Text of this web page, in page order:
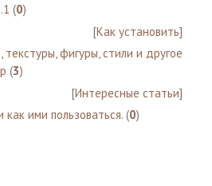
(0)
[Как установить]
текстуры, фигуры, стили и другое
(3)
[Интересные статьи]
ими пользоваться. (0)